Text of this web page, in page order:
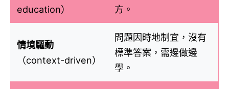
education）
方。
情境驅動
（context-driven）
問題因時地制宜，沒有
標準答案，需邊做邊
學。